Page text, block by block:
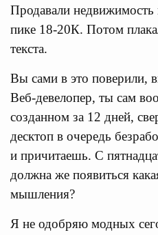
Продавали недвижимость
пике 18-20К. Потом
текста.
Вы сами в это поверили,
Веб-девелопер, ты сам
созданном за 12 дней,
десктоп в очередь
и причитаешь. С
должна же появиться
мышления?
Я не одобряю модных